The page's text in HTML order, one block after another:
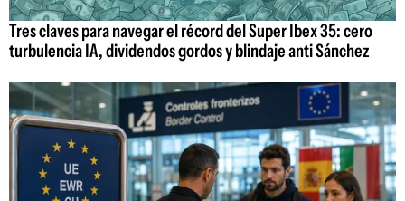
Tres claves para navegar el récord del Super Ibex 35: cero
turbulencia IA, dividendos gordos y blindaje anti Sánchez